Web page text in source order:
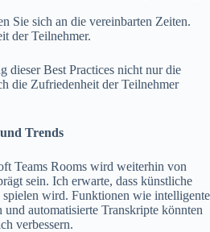
Sie sich an die vereinbarten Zeiten.
der Teilnehmer.
dieser Best Practices nicht nur die
die Zufriedenheit der Teilnehmer
Trends
Teams Rooms wird weiterhin von
sein. Ich erwarte, dass künstliche
wird. Funktionen wie intelligente
automatisierte Transkripte könnten
verbessern.